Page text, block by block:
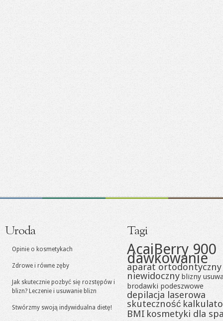
Uroda
Opinie o kosmetykach
Zdrowe i równe zęby
Jak skutecznie pozbyć się rozstępów i
blizn? Leczenie i usuwanie blizn
Stwórzmy swoją indywidualna dietę!
Tagi
AcaiBerry 900
dawkowanie
aparat ortodontyczny
niewidoczny blizny
brodawki podeszwowe
depilacja laserowa
skuteczność
BMI kosmetyki dla